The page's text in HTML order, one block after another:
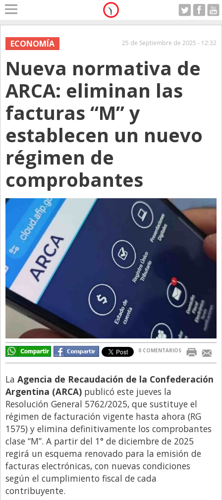
Home
A Motor
Alerta
Anticipo
Campo
Carrera & Emprendedores
Club House
Con Estilo
De Bolsillo
Diarios de Argentina
Diarios del Mundo
Directivos
Ecología y Ambiente
Economía
El Experto
El Innovador
El Precio Que Yo Ví
Entrevista
Entrevista Exclusiva
Gastronomia
Internacionales
La Opinión del Director
Legales
Libro de Quejas
Medios
Millonarios
ECONOMÍA 25 de Septiembre de 2025 - 12:32
Nueva normativa de
ARCA: eliminan las
facturas “M” y
establecen un nuevo
régimen de
comprobantes
0 COMENTARIOS
La Agencia de Recaudación de la Confederación
Argentina (ARCA) publicó este jueves la
Resolución General 5762/2025, que sustituye el
régimen de facturación vigente hasta ahora (RG
1575) y elimina definitivamente los comprobantes
clase “M”. A partir del 1° de diciembre de 2025
regirá un esquema renovado para la emisión de
facturas electrónicas, con nuevas condiciones
según el cumplimiento fiscal de cada
contribuyente.